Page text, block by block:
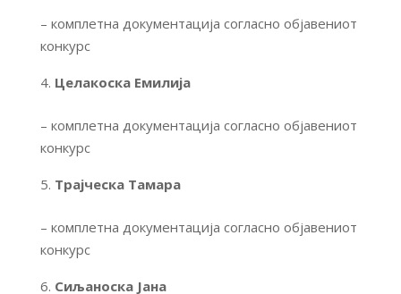
– комплетна документација согласно објавениот
конкурс
Целакоска Емилија
– комплетна документација согласно објавениот
конкурс
Трајческа Тамара
– комплетна документација согласно објавениот
конкурс
Сиљаноска Јана